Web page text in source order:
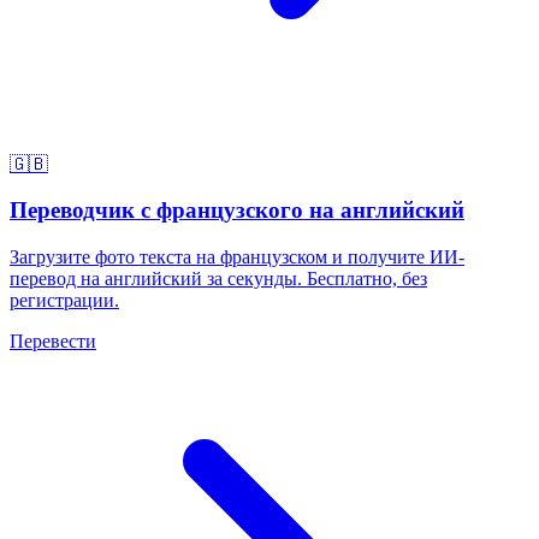
🇬🇧
Переводчик с французского на английский
Загрузите фото текста на французском и получите ИИ-
перевод на английский за секунды. Бесплатно, без
регистрации.
Перевести